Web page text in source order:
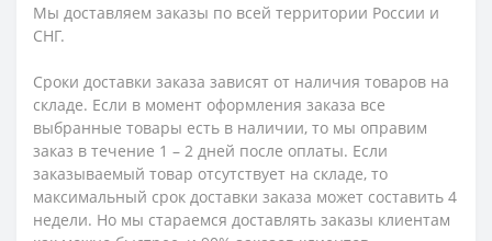
Мы доставляем заказы по всей территории России и
СНГ.
Сроки доставки заказа зависят от наличия товаров на
складе. Если в момент оформления заказа все
выбранные товары есть в наличии, то мы оправим
заказ в течение 1 – 2 дней после оплаты. Если
заказываемый товар отсутствует на складе, то
максимальный срок доставки заказа может составить 4
недели. Но мы стараемся доставлять заказы клиентам